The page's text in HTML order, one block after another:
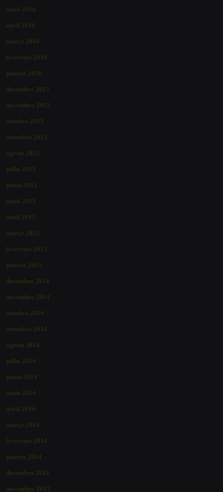
maio 2016
abril 2016
março 2016
fevereiro 2016
janeiro 2016
dezembro 2015
novembro 2015
outubro 2015
setembro 2015
agosto 2015
julho 2015
junho 2015
maio 2015
abril 2015
março 2015
fevereiro 2015
janeiro 2015
dezembro 2014
novembro 2014
outubro 2014
setembro 2014
agosto 2014
julho 2014
junho 2014
maio 2014
abril 2014
março 2014
fevereiro 2014
janeiro 2014
dezembro 2013
novembro 2013